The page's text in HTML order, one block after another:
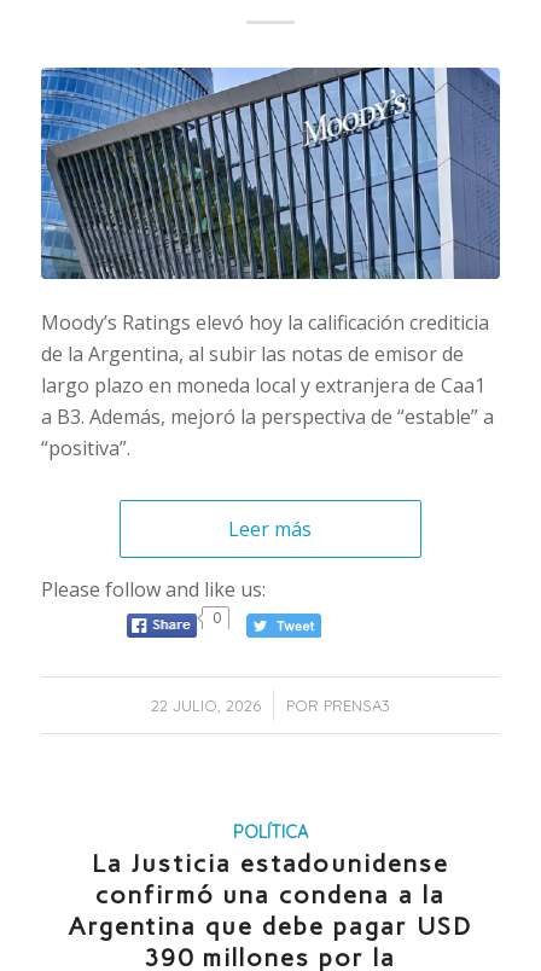
Moody’s Ratings elevó hoy la calificación crediticia
de la Argentina, al subir las notas de emisor de
largo plazo en moneda local y extranjera de Caa1
a B3. Además, mejoró la perspectiva de “estable” a
“positiva”.
Leer más
Please follow and like us:
0
22 JULIO, 2026
/ POR PRENSA3
POLÍTICA
La Justicia estadounidense
confirmó una condena a la
Argentina que debe pagar USD
390 millones por la